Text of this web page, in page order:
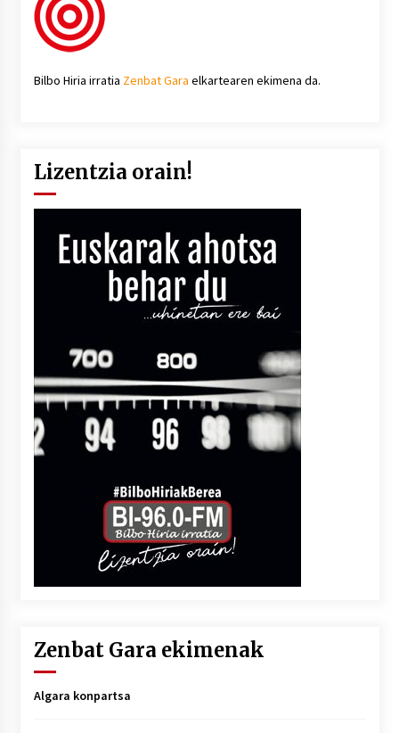
Bilbo Hiria irratia Zenbat Gara elkartearen ekimena da.
Lizentzia orain!
Zenbat Gara ekimenak
Algara konpartsa